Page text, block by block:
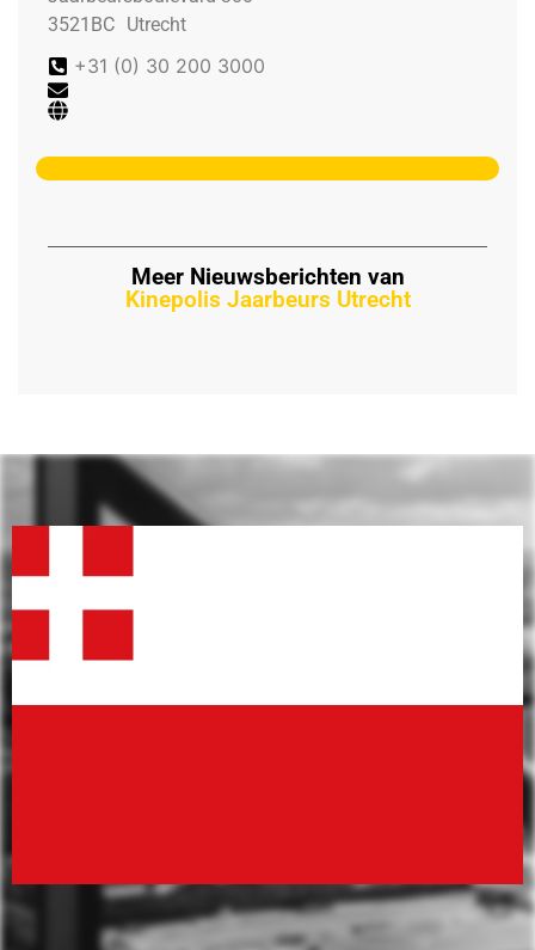
3521BC Utrecht
+31 (0) 30 200 3000
Meer Nieuwsberichten van
Kinepolis Jaarbeurs Utrecht